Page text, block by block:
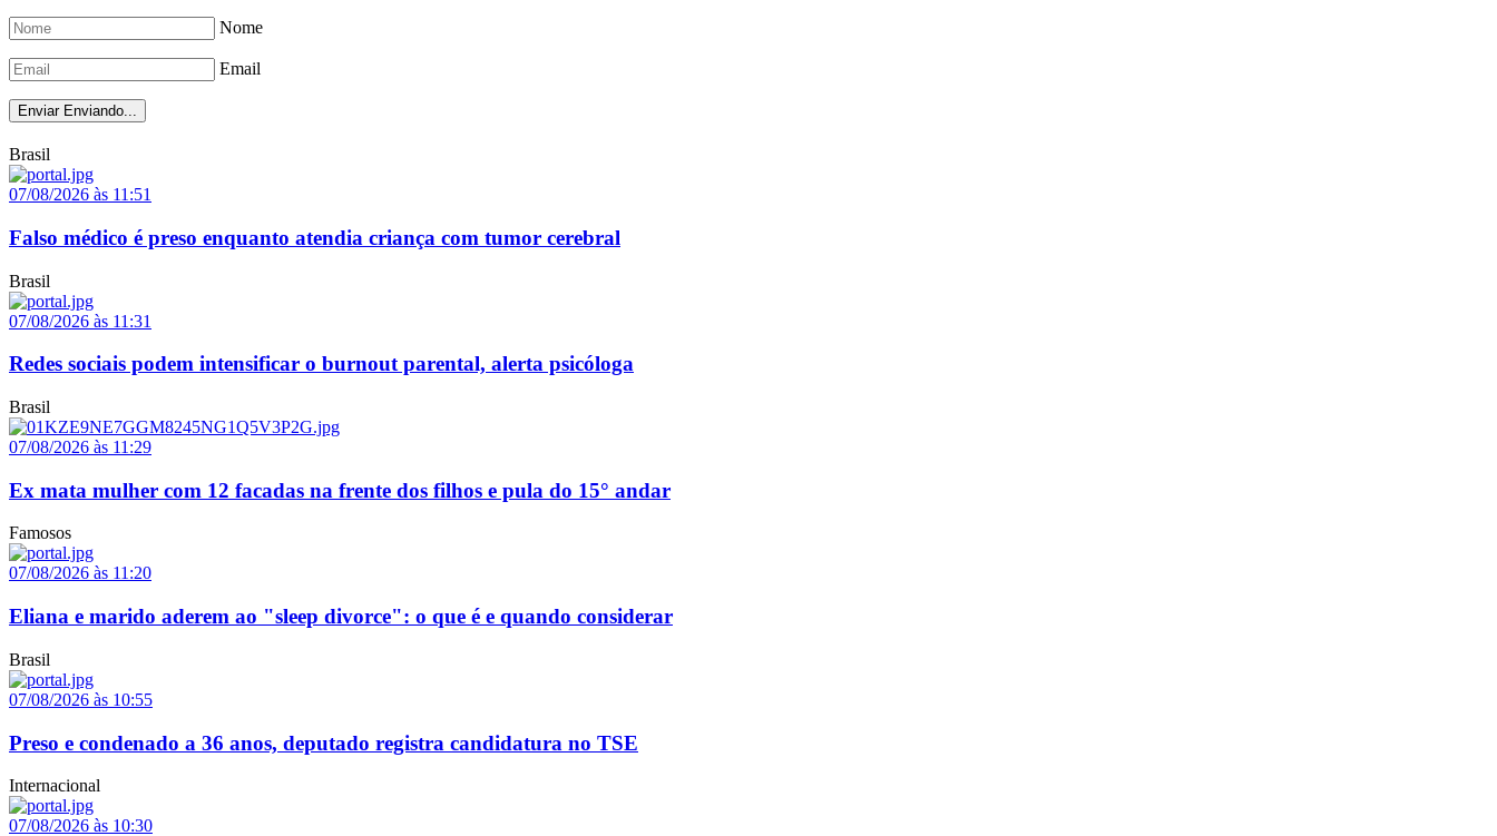
Nome
Email
Enviar Enviando...
Brasil
07/08/2026 às 11:51
Falso médico é preso enquanto atendia criança com tumor cerebral
Brasil
07/08/2026 às 11:31
Redes sociais podem intensificar o burnout parental, alerta psicóloga
Brasil
07/08/2026 às 11:29
Ex mata mulher com 12 facadas na frente dos filhos e pula do 15° andar
Famosos
07/08/2026 às 11:20
Eliana e marido aderem ao "sleep divorce": o que é e quando considerar
Brasil
07/08/2026 às 10:55
Preso e condenado a 36 anos, deputado registra candidatura no TSE
Internacional
07/08/2026 às 10:30